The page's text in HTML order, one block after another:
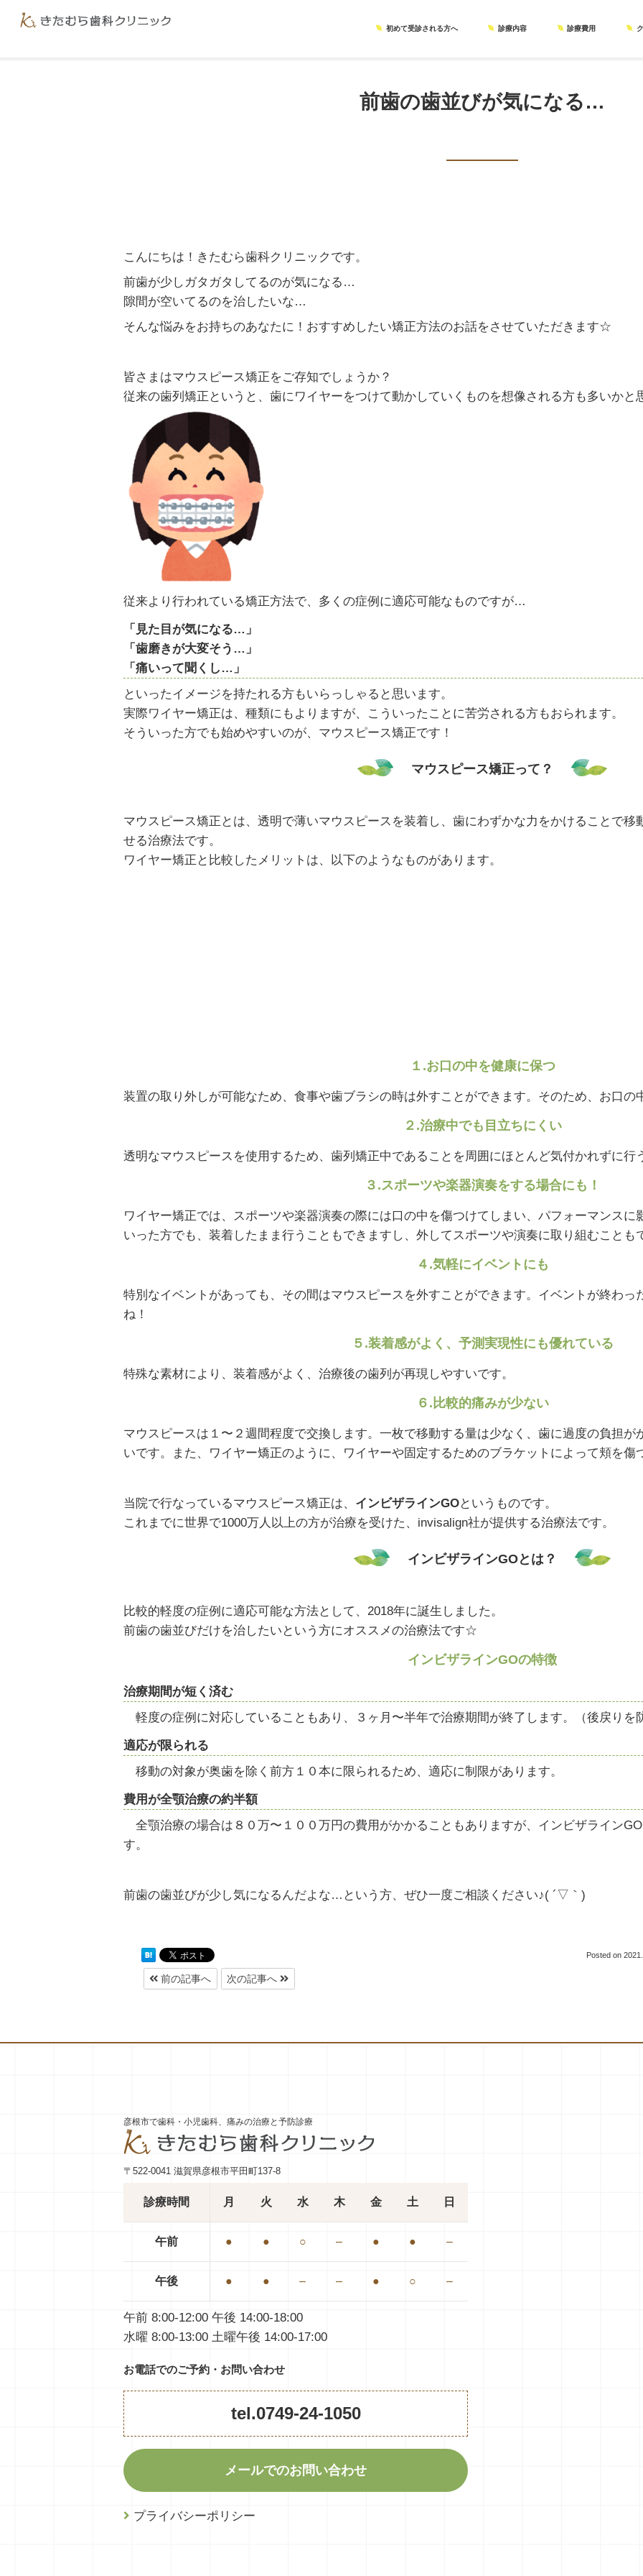
初めて受診される方へ 診療内容 診療費用
前歯の歯並びが気になる…
こんにちは！きたむら歯科クリニックです。
前歯が少しガタガタしてるのが気になる…
隙間が空いてるのを治したいな…
そんな悩みをお持ちのあなたに！おすすめしたい矯正方法のお話をさせていただきます☆
皆さまはマウスピース矯正をご存知でしょうか？
従来の歯列矯正というと、歯にワイヤーをつけて動かしていくものを想像される方も多いかと
従来より行われている矯正方法で、多くの症例に適応可能なものですが…
「見た目が気になる…」
「歯磨きが大変そう…」
「痛いって聞くし…」
といったイメージを持たれる方もいらっしゃると思います。
実際ワイヤー矯正は、種類にもよりますが、こういったことに苦労される方もおられます。
そういった方でも始めやすいのが、マウスピース矯正です！
マウスピース矯正って？
マウスピース矯正とは、透明で薄いマウスピースを装着し、歯にわずかな力をかけることで移
せる治療法です。
ワイヤー矯正と比較したメリットは、以下のようなものがあります。
１.お口の中を健康に保つ
装置の取り外しが可能なため、食事や歯ブラシの時は外すことができます。そのため、お口
２.治療中でも目立ちにくい
透明なマウスピースを使用するため、歯列矯正中であることを周囲にほとんど気付かれずに行
３.スポーツや楽器演奏をする場合にも！
ワイヤー矯正では、スポーツや楽器演奏の際には口の中を傷つけてしまい、パフォーマンス
いった方でも、装着したまま行うこともできますし、外してスポーツや演奏に取り組むことも
４.気軽にイベントにも
特別なイベントがあっても、その間はマウスピースを外すことができます。イベントが終わっ
ね！
５.装着感がよく、予測実現性にも優れている
特殊な素材により、装着感がよく、治療後の歯列が再現しやすいです。
６.比較的痛みが少ない
マウスピースは１〜２週間程度で交換します。一枚で移動する量は少なく、歯に過度の負担が
いです。また、ワイヤー矯正のように、ワイヤーや固定するためのブラケットによって頬を傷
当院で行なっているマウスピース矯正は、 インビザラインGOというものです。
これまでに世界で1000万人以上の方が治療を受けた、invisalign社が提供する治療法です。
インビザラインGOとは？
比較的軽度の症例に適応可能な方法として、2018年に誕生しました。
前歯の歯並びだけを治したいという方にオススメの治療法です☆
インビザラインGOの特徴
治療期間が短く済む
軽度の症例に対応していることもあり、３ヶ月〜半年で治療期間が終了します。（後戻りを
適応が限られる
移動の対象が奥歯を除く前方１０本に限られるため、適応に制限があります。
費用が全顎治療の約半額
全顎治療の場合は８０万〜１００万円の費用がかかることもありますが、インビザライン
す。
前歯の歯並びが少し気になるんだよな…という方、ぜひ一度ご相談ください♪( ´▽｀)
Posted on
前の記事へ 次の記事へ
彦根市で歯科・小児歯科、痛みの治療と予防診療
〒522-0041 滋賀県彦根市平田町137-8
診療時間 月 火 水 木 金 土 日
午前 ● ● ○ – ● ● –
午後 ● ● – – ● ○ –
午前 8:00-12:00 午後 14:00-18:00
水曜 8:00-13:00 土曜午後 14:00-17:00
お電話でのご予約・お問い合わせ
tel.0749-24-1050
メールでのお問い合わせ
プライバシーポリシー